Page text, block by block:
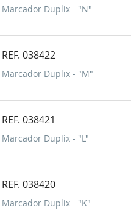
Marcador Duplix - "N"
REF. 038422
Marcador Duplix - "M"
REF. 038421
Marcador Duplix - "L"
REF. 038420
Marcador Duplix - "K"